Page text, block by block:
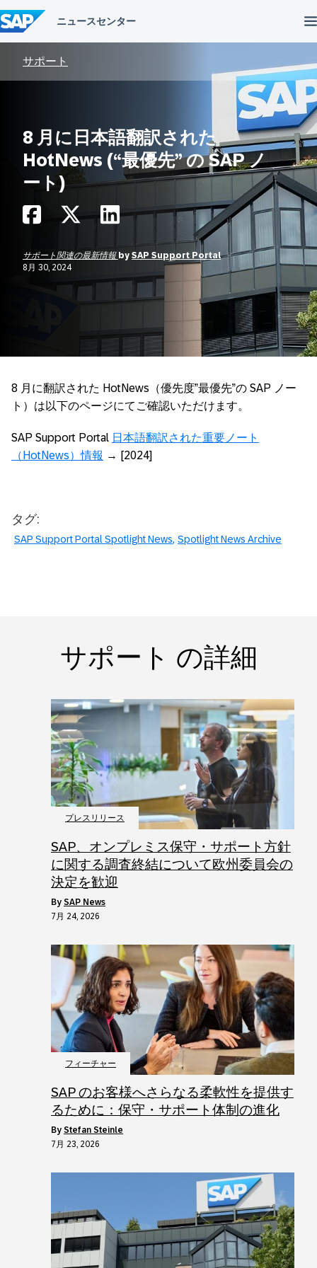
ン
テ
ン
サポート
8 月に日本語翻訳された
HotNews (“最優先” の SAP ノ
ート)
サポート関連の最新情報 by SAP Support Portal
8月 30, 2024
8 月に翻訳された HotNews（優先度”最優先”の SAP ノー
ト）は以下のページにてご確認いただけます。
SAP Support Portal 日本語翻訳された重要ノート
（HotNews）情報 → [2024]
タグ:
SAP Support Portal Spotlight News Spotlight News Archive
サポート の詳細
プレスリリース
SAP、オンプレミス保守・サポート方針
に関する調査終結について欧州委員会の
決定を歓迎
by SAP News
7月 24, 2026
フィーチャー
SAP のお客様へさらなる柔軟性を提供す
るために：保守・サポート体制の進化
by Stefan Steinle
7月 23, 2026